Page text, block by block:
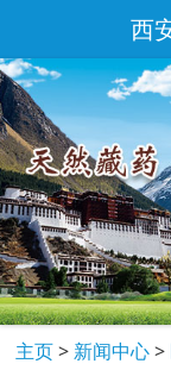
西
主页> 新闻中心>